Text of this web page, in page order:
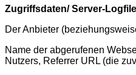
Zugriffsdaten/ Server-
Der Anbieter
Name der abgerufenen
Nutzers, Referrer URL (die